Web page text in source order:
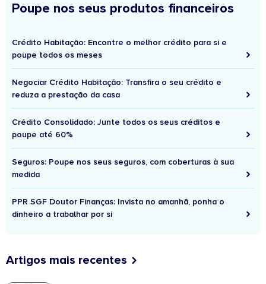
Poupe nos seus produtos financeiros
Crédito Habitação: Encontre o melhor crédito para si e
poupe todos os meses
Negociar Crédito Habitação: Transfira o seu crédito e
reduza a prestação da casa
Crédito Consolidado: Junte todos os seus créditos e
poupe até 60%
Seguros: Poupe nos seus seguros, com coberturas à sua
medida
PPR SGF Doutor Finanças: Invista no amanhã, ponha o
dinheiro a trabalhar por si
Artigos mais recentes